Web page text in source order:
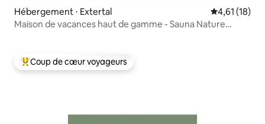
Hébergement ⋅ Extertal Évaluation
4,61 (18)
Maison de vacances haut de gamme - Sauna Nature
Coups de cœur voyageurs les plus appréciés
Coup de cœur voyageurs